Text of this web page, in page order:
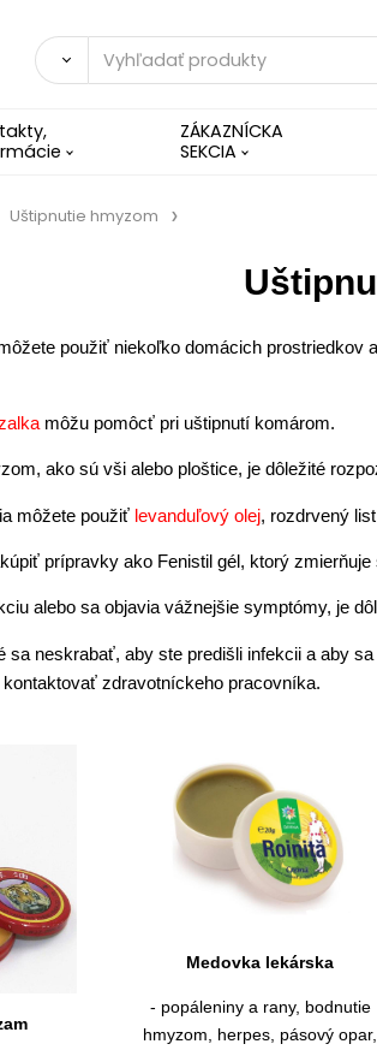
ZÁKAZNÍCKA
SEKCIA
Uštipnutie hmyzom
použiť niekoľko domácich
môžu pomôcť pri uštipnutí komárom.
ako sú vši alebo ploštice, je dôležité
môžete použiť levanduľový olej, rozdrvený
prípravky ako Fenistil gél, ktorý
alebo sa objavia vážnejšie symptómy, je
sa neskrabať, aby ste predišli infekcii a aby
kontaktovať zdravotníckeho pracovníka.
Medovka lekárska
- popáleniny a rany, bodnutie
hmyzom, herpes, pásový opar,